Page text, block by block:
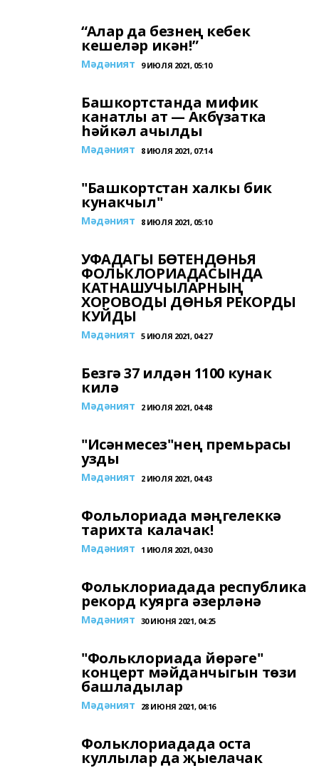
“Алар да безнең кебек
кешеләр икән!”
Мәдәният 9 ИЮЛЯ 2021, 05:10
Башкортстанда мифик
канатлы ат — Акбүзатка
һәйкәл ачылды
Мәдәният 8 ИЮЛЯ 2021, 07:14
"Башкортстан халкы бик
кунакчыл"
Мәдәният 8 ИЮЛЯ 2021, 05:10
УФАДАГЫ БӨТЕНДӨНЬЯ
ФОЛЬКЛОРИАДАСЫНДА
КАТНАШУЧЫЛАРНЫҢ
ХОРОВОДЫ ДӨНЬЯ РЕКОРДЫ
КУЙДЫ
Мәдәният 5 ИЮЛЯ 2021, 04:27
Безгә 37 илдән 1100 кунак
килә
Мәдәният 2 ИЮЛЯ 2021, 04:48
"Исәнмесез"нең премьрасы
узды
Мәдәният 2 ИЮЛЯ 2021, 04:43
Фольлориада мәңгелеккә
тарихта калачак!
Мәдәният 1 ИЮЛЯ 2021, 04:30
Фольклориадада республика
рекорд куярга әзерләнә
Мәдәният 30 ИЮНЯ 2021, 04:25
"Фольклориада йөрәге"
концерт мәйданчыгын төзи
башладылар
Мәдәният 28 ИЮНЯ 2021, 04:16
Фольклориадада оста
куллылар да җыелачак